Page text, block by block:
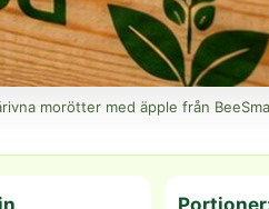
morötter med äpple från